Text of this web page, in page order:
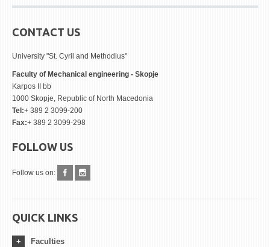
CONTACT US
University "St. Cyril and Methodius"
Faculty of Mechanical engineering - Skopje
Karpos II bb
1000 Skopje, Republic of North Macedonia
Tel:+ 389 2 3099-200
Fax:+ 389 2 3099-298
FOLLOW US
Follow us on:
QUICK LINKS
Faculties